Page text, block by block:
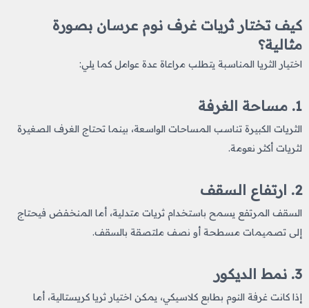
كيف تختار ثريات غرف نوم عرسان بصورة
مثالية؟
اختيار الثريا المناسبة يتطلب مراعاة عدة عوامل كما يلي:
1. مساحة الغرفة
الثريات الكبيرة تناسب المساحات الواسعة، بينما تحتاج الغرف الصغيرة
لثريات أكثر نعومة.
2. ارتفاع السقف
السقف المرتفع يسمح باستخدام ثريات متدلية، أما المنخفض فيحتاج
إلى تصميمات مسطحة أو نصف ملتصقة بالسقف.
3. نمط الديكور
إذا كانت غرفة النوم بطابع كلاسيكي، يمكن اختيار ثريا كريستالية، أما